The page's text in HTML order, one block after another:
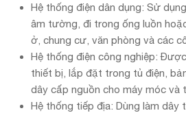
Hệ thống điện dân dụng: Sử
âm tường, đi trong ống luồn
ở, chung cư, văn phòng và các
Hệ thống điện công nghiệp:
thiết bị, lắp đặt trong tủ điện,
dây cấp nguồn cho máy móc và
Hệ thống tiếp địa: Dùng làm dây